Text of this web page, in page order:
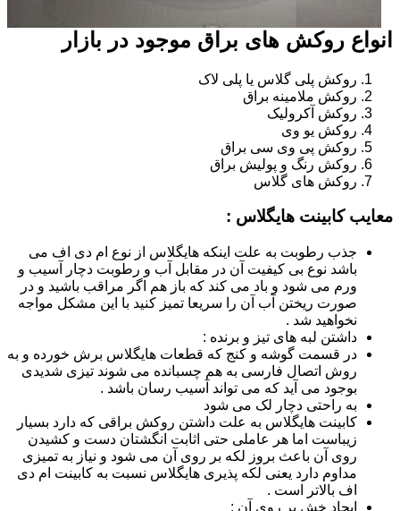
انواع روکش های براق موجود در بازار
روکش پلی گلاس یا پلی لاک
روکش ملامینه براق
روکش آکرولیک
روکش یو وی
روکش پی وی سی براق
روکش رنگ و پولیش براق
روکش های گلاس
معایب کابینت هایگلاس :
جذب رطوبت به علت اینکه هایگلاس از نوع ام دی اف می
باشد نوع بی کیفیت آن در مقابل آب و رطوبت دچار آسیب و
ورم می شود و باد می کند که باز هم اگر مراقب باشید و در
صورت ریختن آب آن را سریعا تمیز کنید با این مشکل مواجه
نخواهید شد .
داشتن لبه های تیز و برنده :
در قسمت گوشه و کنج که قطعات هایگلاس برش خورده و به
روش اتصال فارسی به هم چسبانده می شوند تیزی شدیدی
بوجود می آید که می تواند آسیب رسان باشد .
به راحتی دچار لک می شود
کابینت هایگلاس به علت داشتن روکش براقی که دارد بسیار
زیباست اما هر عاملی حتی اثابت انگشتان دست و کشیدن
روی آن باعث بروز لکه بر روی آن می شود و نیاز به تمیزی
مداوم دارد یعنی لکه پذیری هایگلاس نسبت به کابینت ام دی
اف بالاتر است .
ایجاد خش بر روی آن :